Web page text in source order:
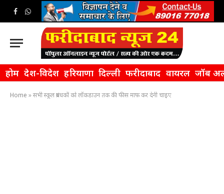
Facebook
WhatsApp
होम देश-विदेश हरियाणा दिल्ली फरीदाबाद वायरल जॉब
Home »सभी स्कूल प्रबंधकों को लॉकडाउन तक की फीस माफ़ कर देनी चाइए